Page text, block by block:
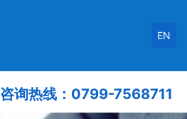
EN
咨询热线：0799-7568711